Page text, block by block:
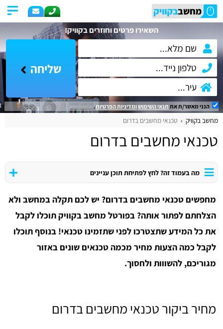
השאירו פרטים וחוזרים בקוויק!
שליחה
הנני מאשר/ת את תנאי השימושומדיניות הפרטיות.
מחשב בקוויק טכנאי מחשבים בדרום
טכנאי מחשבים בדרום
מה בעמוד זה? לחץ לפתיחת תוכן עניינים
מחפשים טכנאי מחשבים בדרום? יש לכם תקלה במחשב ולא
הצלחתם לפתור אותה? בפורטל מחשב בקוויק תוכלו לקבל
את כל המידע שתצטרכו לפני שתזמינו טכנאי! בנוסף תוכלו
לקבל כמה הצעות מחיר מכמה טכנאים שונים באזור
מגוריכם, להשווות ולחסוך.
מחיר ביקור טכנאי מחשבים בדרום